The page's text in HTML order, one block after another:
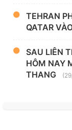
TEHRAN
QATAR
SAU LIÊN
HÔM NAY
THANG